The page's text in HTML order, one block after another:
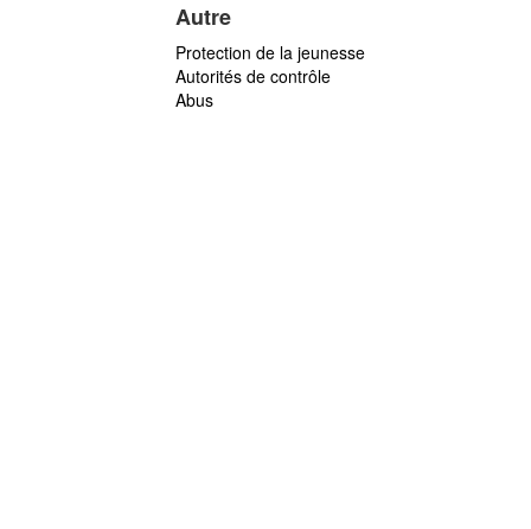
Autre
Protection de la jeunesse
Autorités de contrôle
Abus